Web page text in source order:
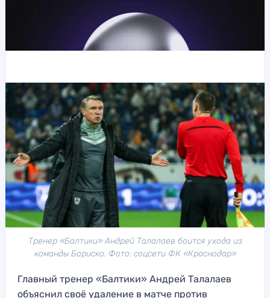
Тренер «Балтики» Андрей Талалаев боится ухода из
команды Бориско. Фото: соцсети ФК «Краснодар»
Главный тренер «Балтики» Андрей Талалаев
объяснил своё удаление в матче против